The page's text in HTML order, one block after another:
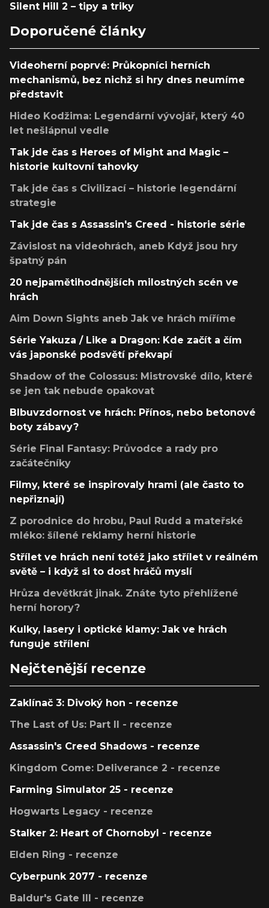
Silent Hill 2 – tipy a triky
Doporučené články
Videoherní poprvé: Průkopníci herních
mechanismů, bez nichž si hry dnes neumíme
představit
Hideo Kodžima: Legendární vývojář, který 40
let nešlápnul vedle
Tak jde čas s Heroes of Might and Magic –
historie kultovní tahovky
Tak jde čas s Civilizací – historie legendární
strategie
Tak jde čas s Assassin's Creed - historie série
Závislost na videohrách, aneb Když jsou hry
špatný pán
20 nejpamětihodnějších milostných scén ve
hrách
Aim Down Sights aneb Jak ve hrách míříme
Série Yakuza / Like a Dragon: Kde začít a čím
vás japonské podsvětí překvapí
Shadow of the Colossus: Mistrovské dílo, které
se jen tak nebude opakovat
Blbuvzdornost ve hrách: Přínos, nebo betonové
boty zábavy?
Série Final Fantasy: Průvodce a rady pro
začátečníky
Filmy, které se inspirovaly hrami (ale často to
nepřiznají)
Z porodnice do hrobu, Paul Rudd a mateřské
mléko: šílené reklamy herní historie
Střílet ve hrách není totéž jako střílet v reálném
světě – i když si to dost hráčů myslí
Hrůza devětkrát jinak. Znáte tyto přehlížené
herní horory?
Kulky, lasery i optické klamy: Jak ve hrách
funguje střílení
Nejčtenější recenze
Zaklínač 3: Divoký hon - recenze
The Last of Us: Part II - recenze
Assassin's Creed Shadows - recenze
Kingdom Come: Deliverance 2 - recenze
Farming Simulator 25 - recenze
Hogwarts Legacy - recenze
Stalker 2: Heart of Chornobyl - recenze
Elden Ring - recenze
Cyberpunk 2077 - recenze
Baldur's Gate III - recenze